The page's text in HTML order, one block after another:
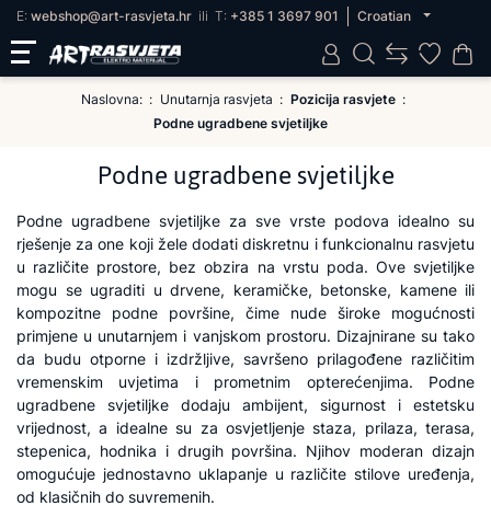
E: webshop@art-rasvjeta.hr ili T: +385 1 3697 901 Croatian
Naslovna: Unutarnja rasvjeta
Pozicija rasvjete
Podne ugradbene svjetiljke
Podne ugradbene svjetiljke
Podne ugradbene svjetiljke za sve vrste podova idealno su
rješenje za one koji žele dodati diskretnu i funkcionalnu rasvjetu
u različite prostore, bez obzira na vrstu poda. Ove svjetiljke
mogu se ugraditi u drvene, keramičke, betonske, kamene ili
kompozitne podne površine, čime nude široke mogućnosti
primjene u unutarnjem i vanjskom prostoru. Dizajnirane su tako
da budu otporne i izdržljive, savršeno prilagođene različitim
vremenskim uvjetima i prometnim opterećenjima. Podne
ugradbene svjetiljke dodaju ambijent, sigurnost i estetsku
vrijednost, a idealne su za osvjetljenje staza, prilaza, terasa,
stepenica, hodnika i drugih površina. Njihov moderan dizajn
omogućuje jednostavno uklapanje u različite stilove uređenja,
od klasičnih do suvremenih.